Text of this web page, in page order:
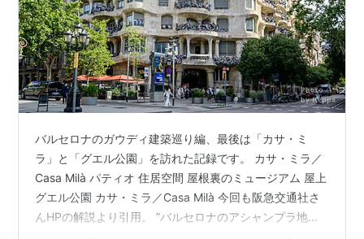
バルセロナのガウディ建築巡り編、最後は「カサ・ミ
ラ」と「グエル公園」を訪れた記録です。 カサ・ミラ／
Casa Milà パティオ 住居空間 屋根裏のミュージアム 屋上
グエル公園 カサ・ミラ／Casa Milà 今回も阪急交通社さ
んHPの解説より引用。 ”バルセロナのアシャンプラ地区